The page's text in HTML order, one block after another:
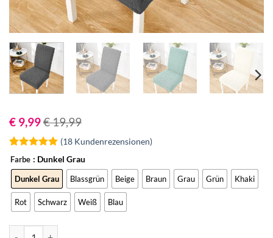
€ 9,99€19,99
Bewertet
mit4.94
von 5,
basierend
auf
18
Kundenbewertungen
(18Kundenrezensionen)
Farbe : Dunkel Grau
Dunkel Grau Blassgrün Beige Braun Grau Grün Khaki
Rot Schwarz Weiß Blau